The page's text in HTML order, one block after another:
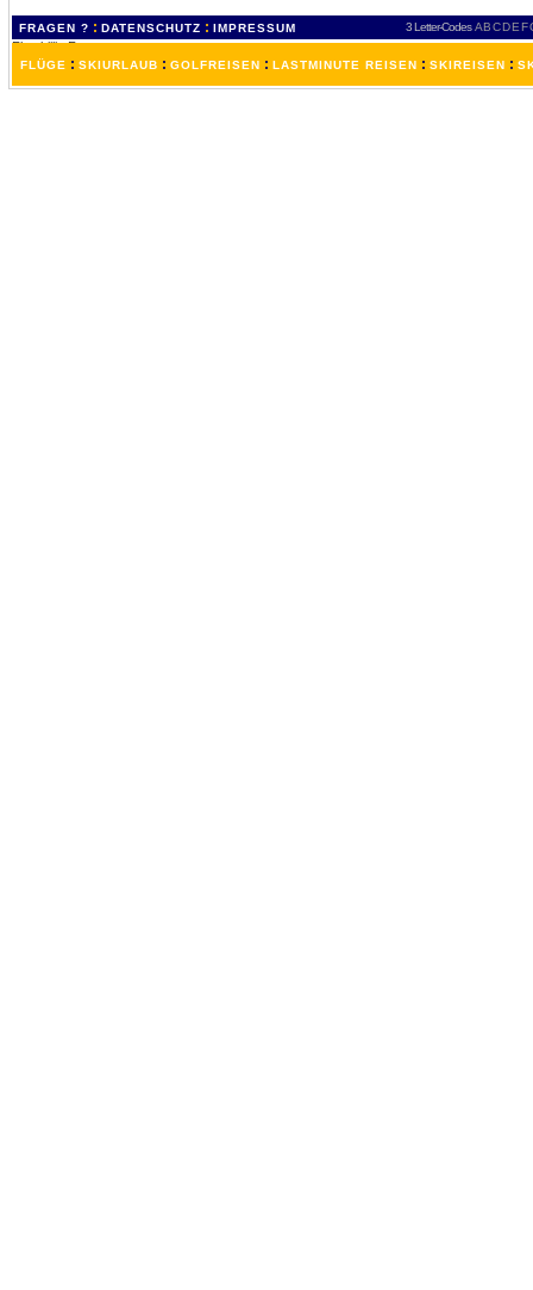
FRAGEN ? : DATENSCHUTZ : IMPRESSUM 3 Letter-Codes ABCDEF
FLÜGE : SKIURLAUB : GOLFREISEN : LASTMINUTE REISEN : SKIREISEN :